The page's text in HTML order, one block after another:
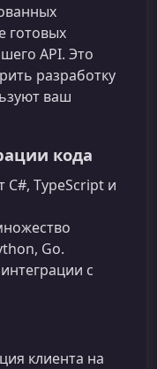
готовых
API. Это
разработку
ваш
кода
TypeScript и
Go.
с
клиента на